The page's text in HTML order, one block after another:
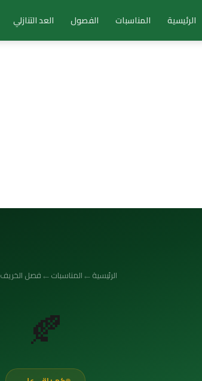
الرئيسية المناسبات الفصول العد التنازلي
الرئيسية←المناسبات←فصل الخريف
🍂